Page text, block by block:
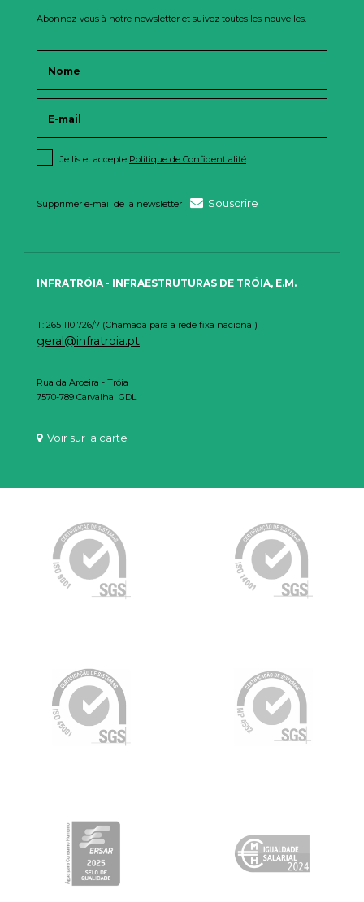
Abonnez-vous à notre newsletter et suivez toutes les nouvelles.
Je lis et accepte Politique de Confidentialité
Supprimer e-mail de la newsletter Souscrire
INFRATRÓIA - INFRAESTRUTURAS DE TRÓIA, E.M.
T: 265 110 726/7 (Chamada para a rede fixa nacional)
geral@infratroia.pt
Rua da Aroeira - Tróia
7570-789 Carvalhal GDL
Voir sur la carte